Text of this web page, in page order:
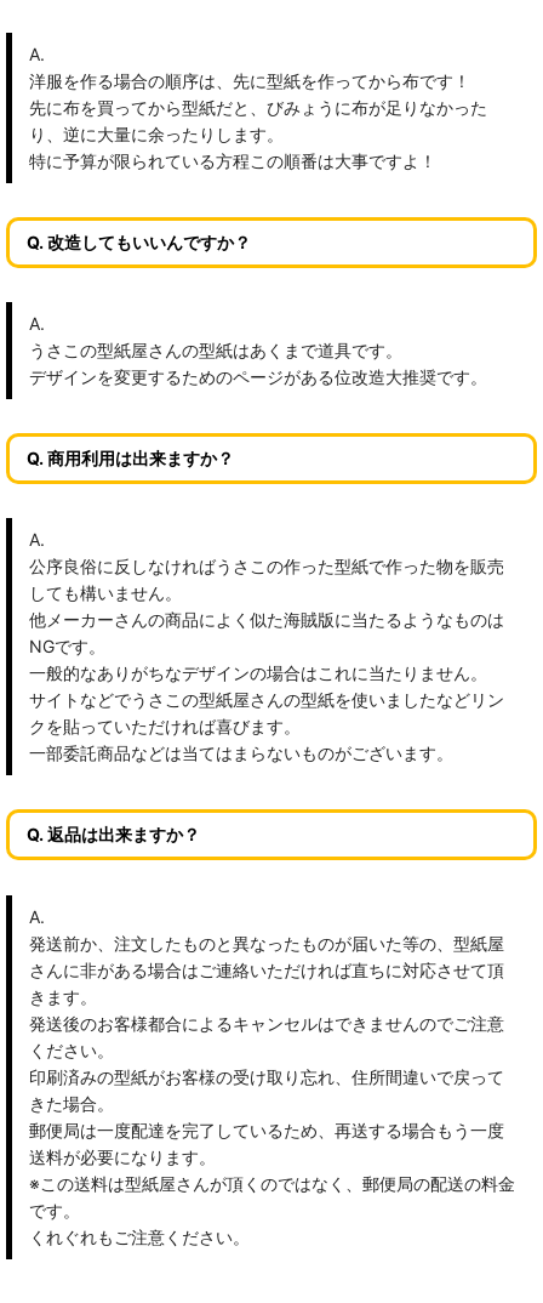
A.
洋服を作る場合の順序は、先に型紙を作ってから布です！
先に布を買ってから型紙だと、びみょうに布が足りなかった
り、逆に大量に余ったりします。
特に予算が限られている方程この順番は大事ですよ！
Q. 改造してもいいんですか？
A.
うさこの型紙屋さんの型紙はあくまで道具です。
デザインを変更するためのページがある位改造大推奨です。
Q. 商用利用は出来ますか？
A.
公序良俗に反しなければうさこの作った型紙で作った物を販売
しても構いません。
他メーカーさんの商品によく似た海賊版に当たるようなものは
NGです。
一般的なありがちなデザインの場合はこれに当たりません。
サイトなどでうさこの型紙屋さんの型紙を使いましたなどリン
クを貼っていただければ喜びます。
一部委託商品などは当てはまらないものがございます。
Q. 返品は出来ますか？
A.
発送前か、注文したものと異なったものが届いた等の、型紙屋
さんに非がある場合はご連絡いただければ直ちに対応させて頂
きます。
発送後のお客様都合によるキャンセルはできませんのでご注意
ください。
印刷済みの型紙がお客様の受け取り忘れ、住所間違いで戻って
きた場合。
郵便局は一度配達を完了しているため、再送する場合もう一度
送料が必要になります。
※この送料は型紙屋さんが頂くのではなく、郵便局の配送の料金
です。
くれぐれもご注意ください。